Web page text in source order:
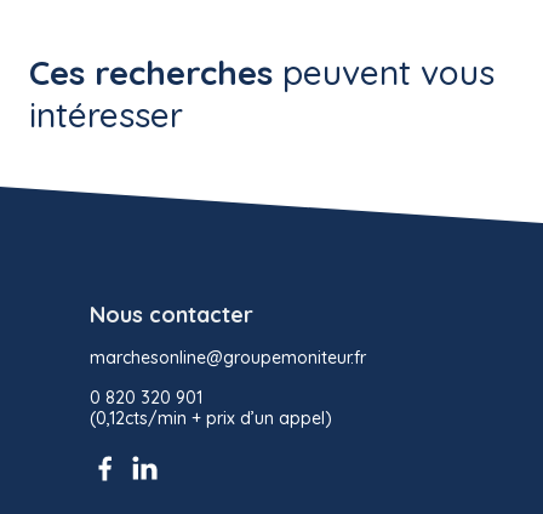
Ces recherches peuvent vous
intéresser
Nous contacter
marchesonline@groupemoniteur.fr
0 820 320 901
(0,12cts/min + prix d’un appel)